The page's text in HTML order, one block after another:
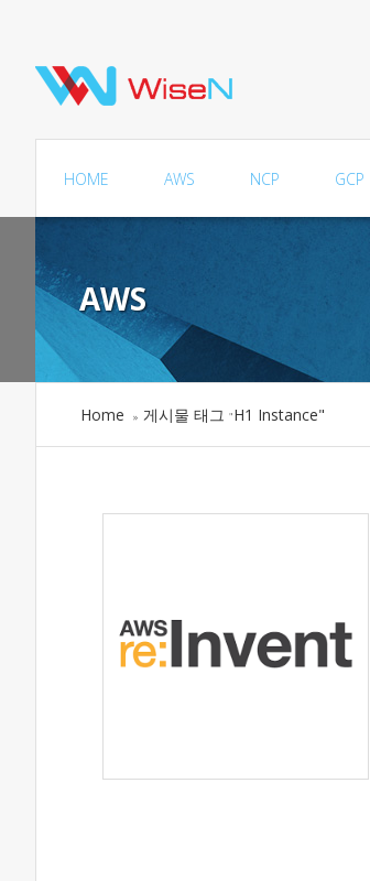
HOME AWS NCP GCP
AWS
Home » 게시물 태그 "H1 Instance"